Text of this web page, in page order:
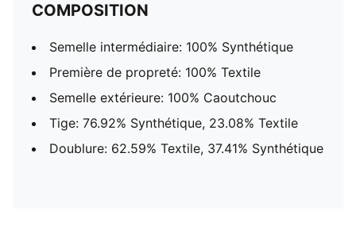
COMPOSITION
Semelle intermédiaire: 100% Synthétique
Première de propreté: 100% Textile
Semelle extérieure: 100% Caoutchouc
Tige: 76.92% Synthétique, 23.08% Textile
Doublure: 62.59% Textile, 37.41% Synthétique